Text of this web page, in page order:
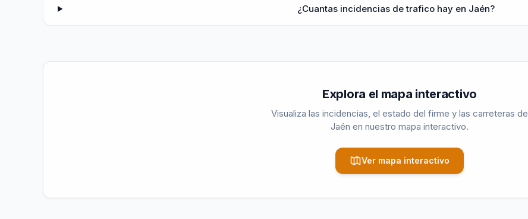
¿Cuantas incidencias de trafico hay en Jaén?
Explora el mapa interactivo
Visualiza las incidencias, el estado del firme y las carreteras de
Jaén en nuestro mapa interactivo.
Ver mapa interactivo